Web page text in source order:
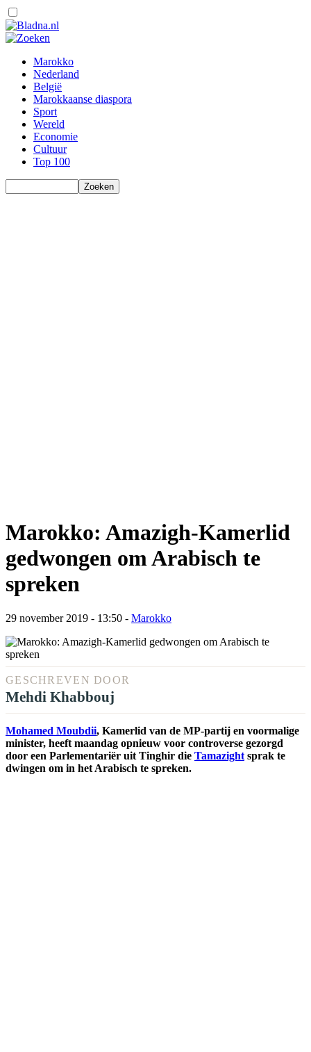
Marokko
Nederland
België
Marokkaanse diaspora
Sport
Wereld
Economie
Cultuur
Top 100
Marokko: Amazigh-Kamerlid
gedwongen om Arabisch te
spreken
29 november 2019 - 13:50 - Marokko
GESCHREVEN DOOR
Mehdi Khabbouj
Mohamed Moubdii, Kamerlid van de MP-partij en voormalige
minister, heeft maandag opnieuw voor controverse gezorgd
door een Parlementariër uit Tinghir die Tamazight sprak te
dwingen om in het Arabisch te spreken.